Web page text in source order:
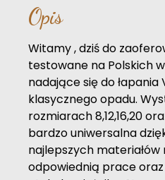
Opis
Witamy , dziś do
testowane na Polskich
nadające się do
klasycznego opadu.
rozmiarach 8,12,16,20
bardzo uniwersalna
najlepszych
odpowiednią prace